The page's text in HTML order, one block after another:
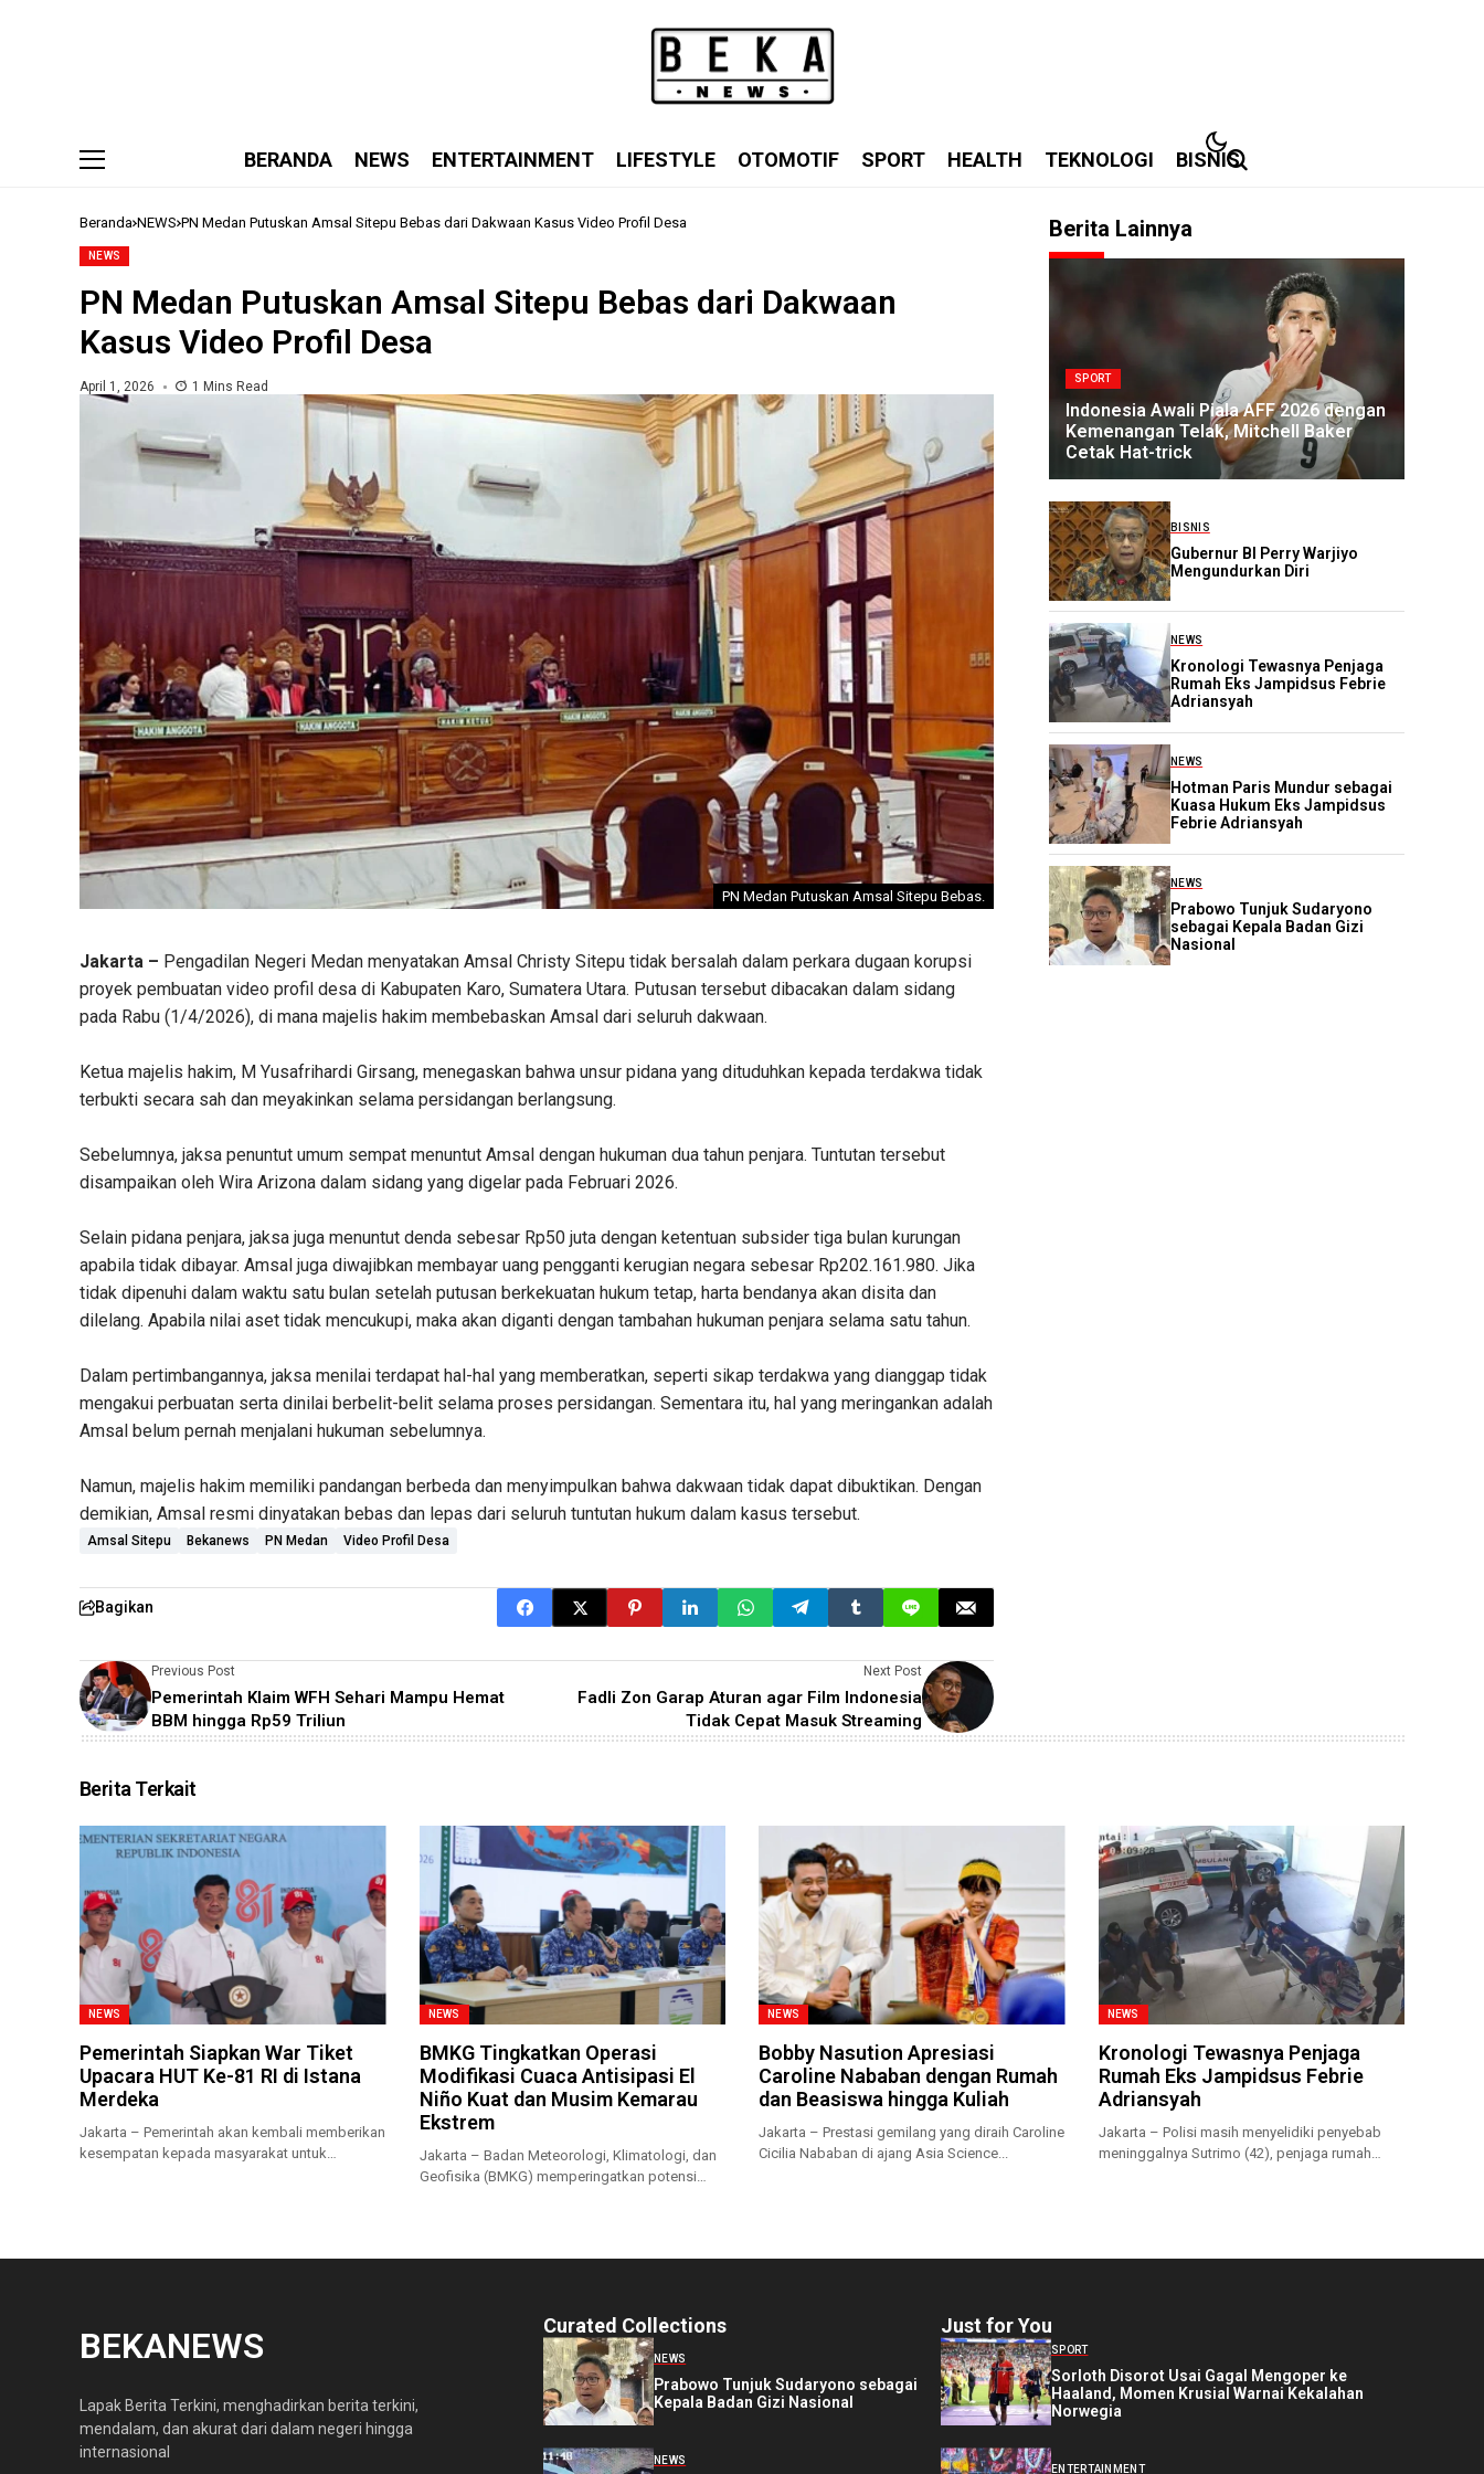
BERANDA NEWS ENTERTAINMENT LIFESTYLE OTOMOTIF SPORT HEALTH TEKNOLOGI BISNIS
Beranda NEWS PN Medan Putuskan Amsal Sitepu Bebas dari Dakwaan Kasus Video Profil Desa
NEWS
PN Medan Putuskan Amsal Sitepu Bebas dari Dakwaan
Kasus Video Profil Desa
April 1, 2026 1 Mins Read
PN Medan Putuskan Amsal Sitepu Bebas.
Jakarta – Pengadilan Negeri Medan menyatakan Amsal Christy Sitepu tidak bersalah dalam perkara dugaan korupsi
proyek pembuatan video profil desa di Kabupaten Karo, Sumatera Utara. Putusan tersebut dibacakan dalam sidang
pada Rabu (1/4/2026), di mana majelis hakim membebaskan Amsal dari seluruh dakwaan.
Ketua majelis hakim, M Yusafrihardi Girsang, menegaskan bahwa unsur pidana yang dituduhkan kepada terdakwa tidak
terbukti secara sah dan meyakinkan selama persidangan berlangsung.
Sebelumnya, jaksa penuntut umum sempat menuntut Amsal dengan hukuman dua tahun penjara. Tuntutan tersebut
disampaikan oleh Wira Arizona dalam sidang yang digelar pada Februari 2026.
Selain pidana penjara, jaksa juga menuntut denda sebesar Rp50 juta dengan ketentuan subsider tiga bulan kurungan
apabila tidak dibayar. Amsal juga diwajibkan membayar uang pengganti kerugian negara sebesar Rp202.161.980. Jika
tidak dipenuhi dalam waktu satu bulan setelah putusan berkekuatan hukum tetap, harta bendanya akan disita dan
dilelang. Apabila nilai aset tidak mencukupi, maka akan diganti dengan tambahan hukuman penjara selama satu tahun.
Dalam pertimbangannya, jaksa menilai terdapat hal-hal yang memberatkan, seperti sikap terdakwa yang dianggap tidak
mengakui perbuatan serta dinilai berbelit-belit selama proses persidangan. Sementara itu, hal yang meringankan adalah
Amsal belum pernah menjalani hukuman sebelumnya.
Namun, majelis hakim memiliki pandangan berbeda dan menyimpulkan bahwa dakwaan tidak dapat dibuktikan. Dengan
demikian, Amsal resmi dinyatakan bebas dan lepas dari seluruh tuntutan hukum dalam kasus tersebut.
Amsal Sitepu Bekanews PN Medan Video Profil Desa
Bagikan
Previous Post
Pemerintah Klaim WFH Sehari Mampu Hemat
BBM hingga Rp59 Triliun
Next Post
Fadli Zon Garap Aturan agar Film Indonesia
Tidak Cepat Masuk Streaming
Berita Lainnya
SPORT
Indonesia Awali Piala AFF 2026 dengan
Kemenangan Telak, Mitchell Baker
Cetak Hat-trick
BISNIS
Gubernur BI Perry Warjiyo
Mengundurkan Diri
NEWS
Kronologi Tewasnya Penjaga
Rumah Eks Jampidsus Febrie
Adriansyah
NEWS
Hotman Paris Mundur sebagai
Kuasa Hukum Eks Jampidsus
Febrie Adriansyah
NEWS
Prabowo Tunjuk Sudaryono
sebagai Kepala Badan Gizi
Nasional
Berita Terkait
NEWS
Pemerintah Siapkan War Tiket
Upacara HUT Ke-81 RI di Istana
Merdeka
Jakarta – Pemerintah akan kembali memberikan
kesempatan kepada masyarakat untuk
NEWS
BMKG Tingkatkan Operasi
Modifikasi Cuaca Antisipasi El
Niño Kuat dan Musim Kemarau
Ekstrem
Jakarta – Badan Meteorologi, Klimatologi, dan
Geofisika (BMKG) memperingatkan potensi
NEWS
Bobby Nasution Apresiasi
Caroline Nababan dengan Rumah
dan Beasiswa hingga Kuliah
Jakarta – Prestasi gemilang yang diraih Caroline
Cicilia Nababan di ajang Asia Science...
NEWS
Kronologi Tewasnya Penjaga
Rumah Eks Jampidsus Febrie
Adriansyah
Jakarta – Polisi masih menyelidiki penyebab
meninggalnya Sutrimo (42), penjaga rumah
BEKANEWS
Lapak Berita Terkini, menghadirkan berita terkini,
mendalam, dan akurat dari dalam negeri hingga
internasional
Curated Collections
NEWS
Prabowo Tunjuk Sudaryono sebagai
Kepala Badan Gizi Nasional
NEWS
Just for You
SPORT
Sorloth Disorot Usai Gagal Mengoper ke
Haaland, Momen Krusial Warnai Kekalahan
Norwegia
ENTERTAINMENT